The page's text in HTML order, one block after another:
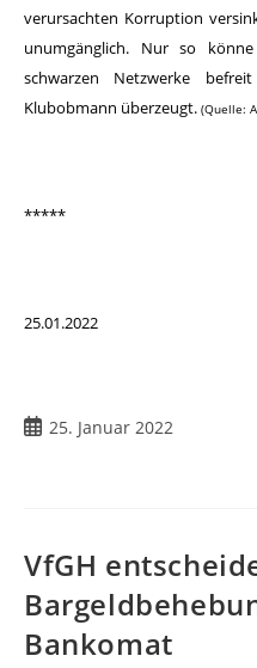
verursachten Korruption
unumgänglich. Nur so
schwarzen Netzwerke
Klubobmann überzeugt. (Quelle:
*****
25.01.2022
25. Januar 2022
VfGH
Bankomat